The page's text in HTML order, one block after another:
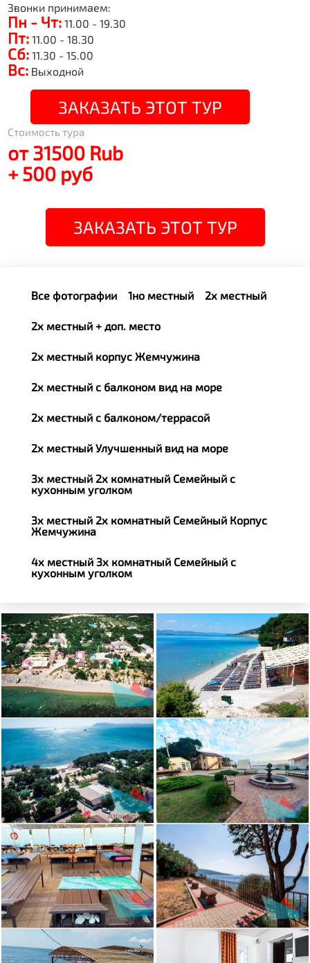
Звонки принимаем:
Пн - Чт: 11.00 - 19.30
Пт: 11.00 - 18.30
Сб: 11.30 - 15.00
Вс: Выходной
ЗАКАЗАТЬ ЭТОТ ТУР
Стоимость тура
от 31500 Rub
+ 500 руб
ЗАКАЗАТЬ ЭТОТ ТУР
Все фотографии 1но местный 2х местный
2х местный + доп. место
2х местный корпус Жемчужина
2х местный с балконом вид на море
2х местный с балконом/террасой
2х местный Улучшенный вид на море
3х местный 2х комнатный Семейный с
кухонным уголком
3х местный 2х комнатный Семейный Корпус
Жемчужина
4х местный 3х комнатный Семейный с
кухонным уголком